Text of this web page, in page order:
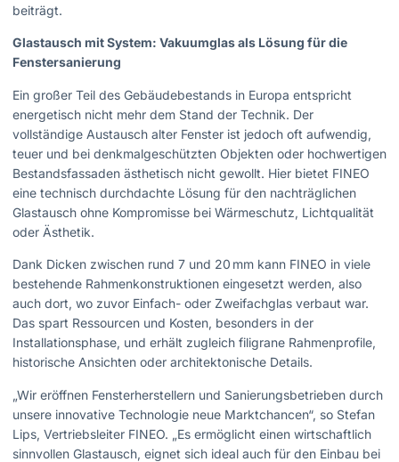
beiträgt.
Glastausch mit System: Vakuumglas als Lösung für die
Fenstersanierung
Ein großer Teil des Gebäudebestands in Europa entspricht
energetisch nicht mehr dem Stand der Technik. Der
vollständige Austausch alter Fenster ist jedoch oft aufwendig,
teuer und bei denkmalgeschützten Objekten oder hochwertigen
Bestandsfassaden ästhetisch nicht gewollt. Hier bietet FINEO
eine technisch durchdachte Lösung für den nachträglichen
Glastausch ohne Kompromisse bei Wärmeschutz, Lichtqualität
oder Ästhetik.
Dank Dicken zwischen rund 7 und 20 mm kann FINEO in viele
bestehende Rahmenkonstruktionen eingesetzt werden, also
auch dort, wo zuvor Einfach- oder Zweifachglas verbaut war.
Das spart Ressourcen und Kosten, besonders in der
Installationsphase, und erhält zugleich filigrane Rahmenprofile,
historische Ansichten oder architektonische Details.
„Wir eröffnen Fensterherstellern und Sanierungsbetrieben durch
unsere innovative Technologie neue Marktchancen“, so Stefan
Lips, Vertriebsleiter FINEO. „Es ermöglicht einen wirtschaftlich
sinnvollen Glastausch, eignet sich ideal auch für den Einbau bei